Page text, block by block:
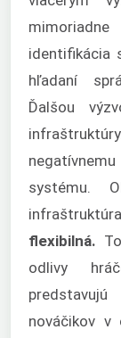
identifikácia
hľadaní
Ďalšou
systému.
flexibilná.
odlivy
nováčikov v